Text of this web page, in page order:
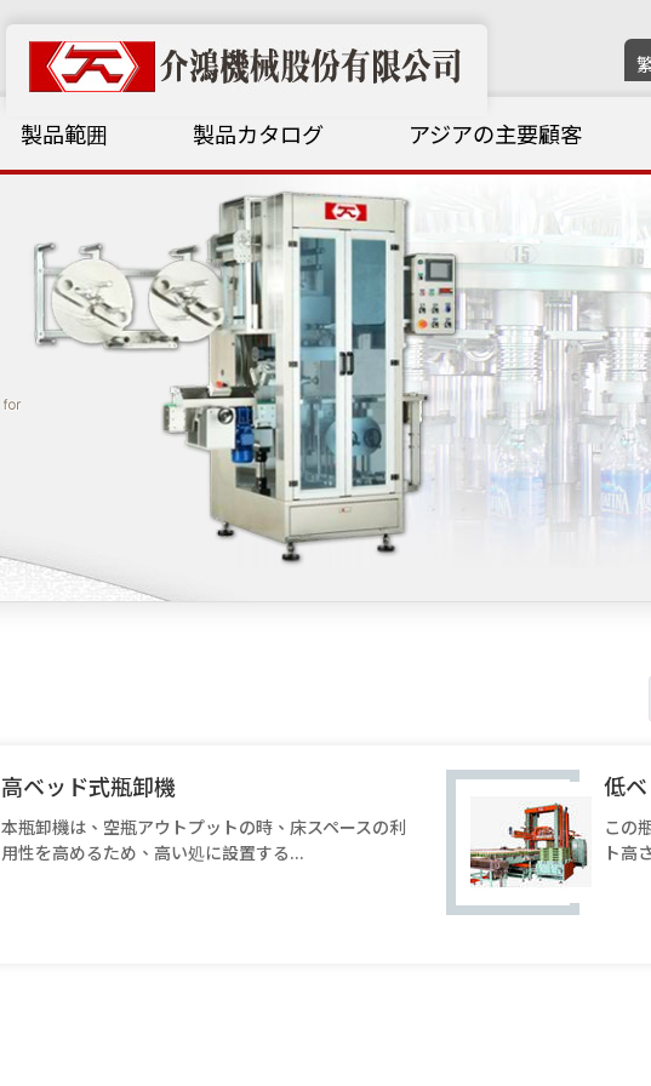
製品範囲 製品カタログ アジアの主要顧客
高ベッド式瓶卸機
本瓶卸機は、空瓶アウトプットの時、床スペースの利
用性を高めるため、高い処に設置する...
低
この
ト高